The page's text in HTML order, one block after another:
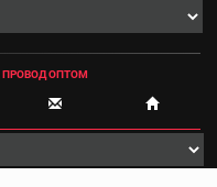
ПРОВОД ОПТОМ